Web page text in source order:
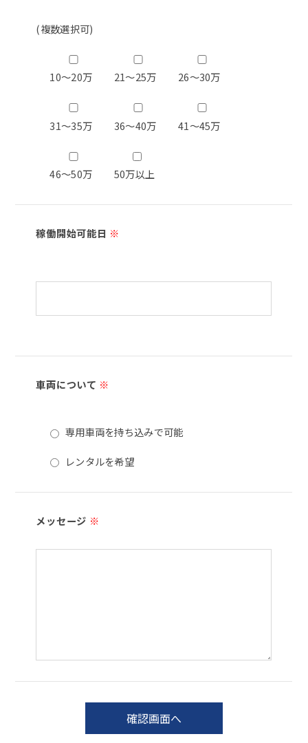
(複数選択可)
10～20万 21～25万 26～30万
31～35万 36～40万 41～45万
46～50万 50万以上
稼働開始可能日 ※
車両について ※
専用車両を持ち込みで可能
レンタルを希望
メッセージ ※